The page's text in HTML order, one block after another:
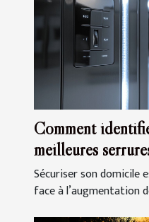
Comment
meilleures
votre domicile
Sécuriser son domicile
face à l’augmentation